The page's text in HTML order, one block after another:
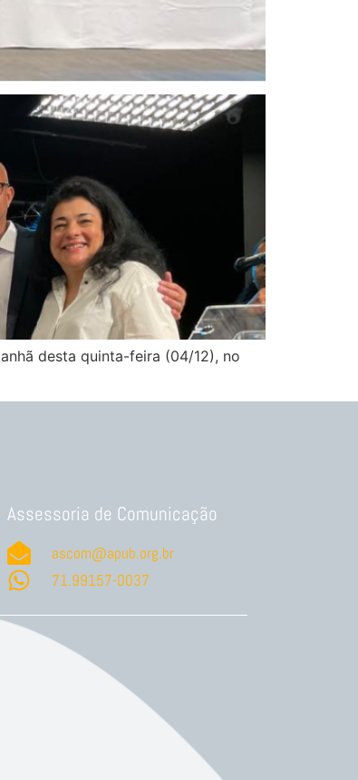
desta quinta-feira (04/12), no
Assessoria de Comunicação
ascom@apub.org.br
71.99157-0037